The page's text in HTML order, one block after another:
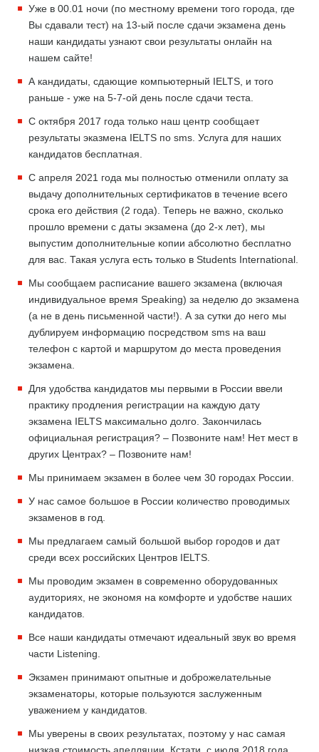
Уже в 00.01 ночи (по местному времени того города, где
Вы сдавали тест) на 13-ый после сдачи экзамена день
наши кандидаты узнают свои результаты онлайн на
нашем сайте!
А кандидаты, сдающие компьютерный IELTS, и того
раньше - уже на 5-7-ой день после сдачи теста.
С октября 2017 года только наш центр сообщает
результаты эказмена IELTS по sms. Услуга для наших
кандидатов бесплатная.
С апреля 2021 года мы полностью отменили оплату за
выдачу дополнительных сертификатов в течение всего
срока его действия (2 года). Теперь не важно, сколько
прошло времени с даты экзамена (до 2-х лет), мы
выпустим дополнительные копии абсолютно бесплатно
для вас. Такая услуга есть только в Students International.
Мы сообщаем расписание вашего экзамена (включая
индивидуальное время Speaking) за неделю до экзамена
(а не в день письменной части!). А за сутки до него мы
дублируем информацию посредством sms на ваш
телефон с картой и маршрутом до места проведения
экзамена.
Для удобства кандидатов мы первыми в России ввели
практику продления регистрации на каждую дату
экзамена IELTS максимально долго. Закончилась
официальная регистрация? – Позвоните нам! Нет мест в
других Центрах? – Позвоните нам!
Мы принимаем экзамен в более чем 30 городах России.
У нас самое большое в России количество проводимых
экзаменов в год.
Мы предлагаем самый большой выбор городов и дат
среди всех российских Центров IELTS.
Мы проводим экзамен в современно оборудованных
аудиториях, не экономя на комфорте и удобстве наших
кандидатов.
Все наши кандидаты отмечают идеальный звук во время
части Listening.
Экзамен принимают опытные и доброжелательные
экзаменаторы, которые пользуются заслуженным
уважением у кандидатов.
Мы уверены в своих результатах, поэтому у нас самая